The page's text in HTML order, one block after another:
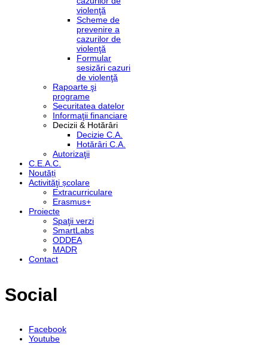
violenţă
Scheme de
prevenire a
cazurilor de
violenţă
Formular
sesizări cazuri
de violenţă
Rapoarte şi
programe
Securitatea datelor
Informaţii financiare
Decizii & Hotărâri
Decizie C.A.
Hotărâri C.A.
Autorizaţii
C.E.A.C.
Noutăți
Activităţi școlare
Extracurriculare
Erasmus+
Proiecte
Spaţii verzi
SmartLabs
ODDEA
MADR
Contact
Social
Facebook
Youtube